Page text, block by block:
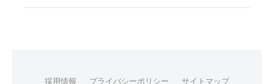
採用情報 プライバシーポリシー サイトマップ